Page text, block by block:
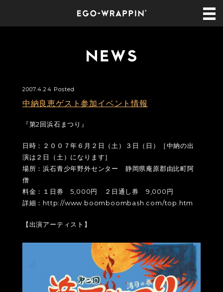
2007.4.24 Posted
中納良恵ゲスト参加イベント情報
『第2回浜石まつり』
日時：２００７年６月２日（土）３日（日）［中納の出
演は２日（土）になります］
場所：浜石青少年野外センター 静岡県庵原郡由比町阿
僧
料金：１日券 5,000円 ２日通し券 9,000円
詳細：http://www.boomboombash.com/top.htm
【出演アーティスト】